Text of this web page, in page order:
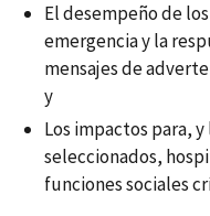
El desempeño de
emergencia y la
mensajes de
y
Los impactos para,
seleccionados,
funciones sociales